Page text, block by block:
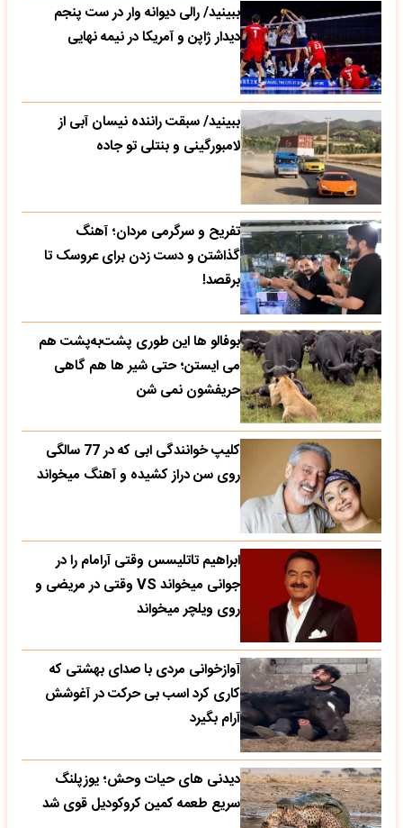
ببینید/ رالی دیوانه وار در ست پنجم
دیدار ژاپن و آمریکا در نیمه نهایی
ببینید/ سبقت راننده نیسان آبی از
لامبورگینی و بنتلی تو جاده
تفریح و سرگرمی مردان؛ آهنگ
گذاشتن و دست زدن برای عروسک تا
برقصد!
بوفالو ها این‌ طوری پشت‌به‌پشت هم
می‌ ایستن؛ حتی شیر ها هم گاهی
حریفشون نمی‌ شن
کلیپ خوانندگی ابی که در 77 سالگی
روی سن دراز کشیده و آهنگ میخواند
ابراهیم تاتلیسس وقتی آرامام را در
جوانی میخواند VS وقتی در مریضی و
روی ویلچر میخواند
آوازخوانی مردی با صدای بهشتی که
کاری کرد اسب بی حرکت در آغوشش
آرام بگیرد
دیدنی های حیات وحش؛ یوزپلنگ
سریع طعمه کمین کروکودیل قوی شد